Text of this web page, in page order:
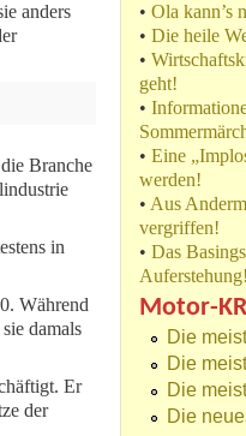
anders
Branche
in
Während
damals
Er
der
• Ola kann’s
• Die heile
•
geht!
•
• Eine
werden!
• Aus
vergriffen!
• Das
Auferstehung!
Motor-
Die
Die
Die
Die